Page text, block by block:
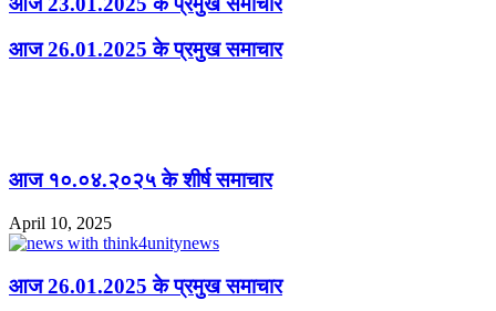
आज 26.01.2025 के प्रमुख समाचार
आज १०.०४.२०२५ के शीर्ष समाचार
April 10, 2025
आज 26.01.2025 के प्रमुख समाचार